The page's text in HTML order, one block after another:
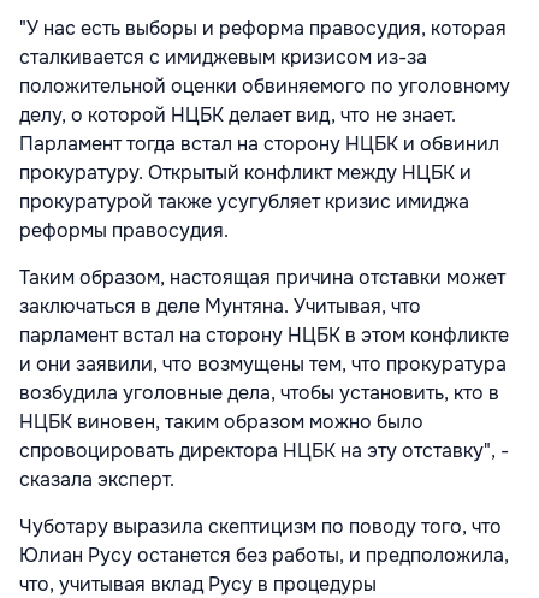
"У нас есть выборы и реформа правосудия, которая
сталкивается с имиджевым кризисом из-за
положительной оценки обвиняемого по уголовному
делу, о которой НЦБК делает вид, что не знает.
Парламент тогда встал на сторону НЦБК и обвинил
прокуратуру. Открытый конфликт между НЦБК и
прокуратурой также усугубляет кризис имиджа
реформы правосудия.
Таким образом, настоящая причина отставки может
заключаться в деле Мунтяна. Учитывая, что
парламент встал на сторону НЦБК в этом конфликте
и они заявили, что возмущены тем, что прокуратура
возбудила уголовные дела, чтобы установить, кто в
НЦБК виновен, таким образом можно было
спровоцировать директора НЦБК на эту отставку", -
сказала эксперт.
Чуботару выразила скептицизм по поводу того, что
Юлиан Русу останется без работы, и предположила,
что, учитывая вклад Русу в процедуры